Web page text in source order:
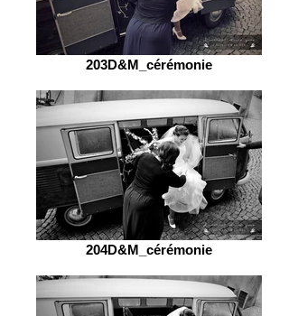
203D&M_cérémonie
204D&M_cérémonie